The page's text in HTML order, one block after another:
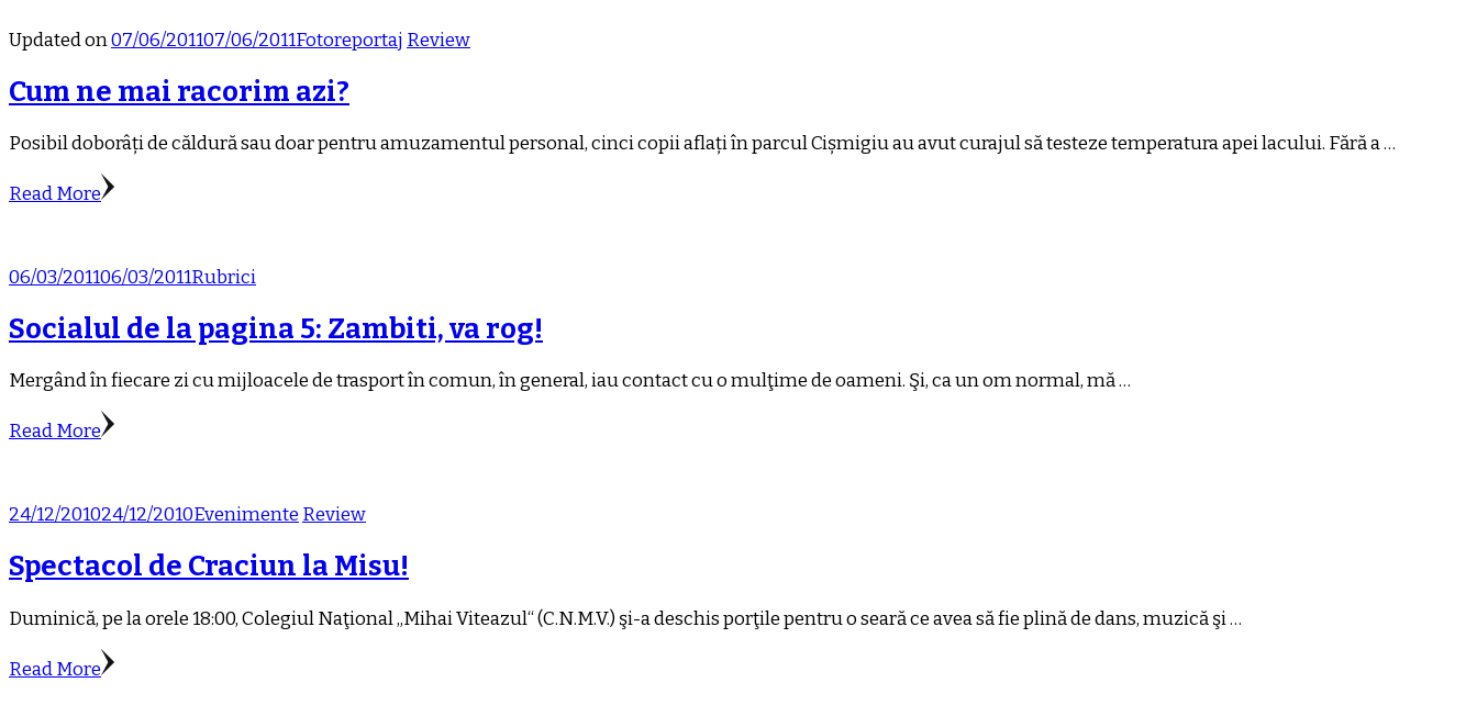
Updated on07/06/201107/06/2011Fotoreportaj Review
Cum ne mai racorim azi?
Posibil doborâți de căldură sau doar pentru amuzamentul personal, cinci copii aflați în parcul Cișmigiu au avut curajul să testeze temperatura apei lacului. Fără a …
Read More
06/03/201106/03/2011Rubrici
Socialul de la pagina 5: Zambiti, va rog!
Mergând în fiecare zi cu mijloacele de trasport în comun, în general, iau contact cu o mulţime de oameni. Şi, ca un om normal, mă …
Read More
24/12/201024/12/2010Evenimente Review
Spectacol de Craciun la Misu!
Duminică, pe la orele 18:00, Colegiul Naţional „Mihai Viteazul“ (C.N.M.V.) şi-a deschis porţile pentru o seară ce avea să fie plină de dans, muzică şi …
Read More